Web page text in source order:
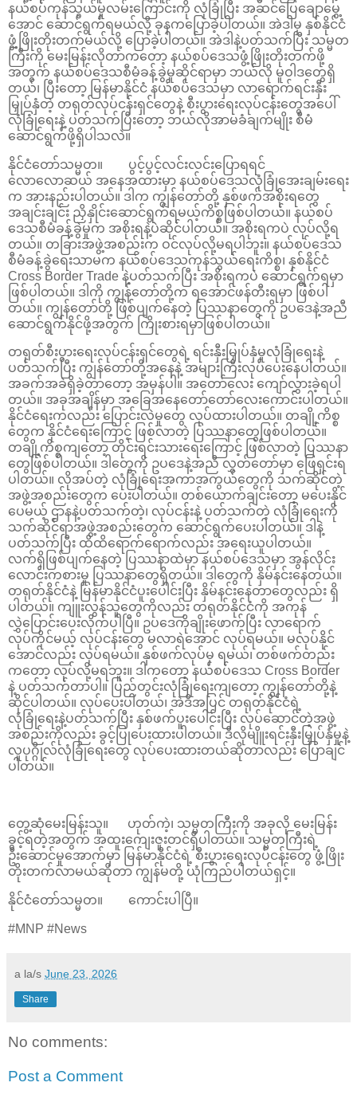
နယ်စပ်ကုန်သွယ်မှုလမ်းကြောင်းကို လုံခြုံပြီး အဆင်ပြေချောမွေ့
အောင် ဆောင်ရွက်ရမယ်လို့ ခုနကပြောခဲ့ပါတယ်။ အဲဒါမှ နှစ်နိုင်ငံ
ဖွံ့ဖြိုးတိုးတက်မယ်လို့ ပြောခဲ့ပါတယ်။ အဲဒါနဲ့ပတ်သက်ပြီး သမ္မတ
ကြီးကို မေးမြန်းလိုတာကတော့ နယ်စပ်ဒေသဖွံ့ဖြိုးတိုးတက်ဖို့
အတွက် နယ်စပ်ဒေသစီမံခန့်ခွဲမှုဆိုင်ရာမှာ ဘယ်လို မူဝါဒတွေရှိ
တယ်၊ ပြီးတော့ မြန်မာနိုင်ငံ နယ်စပ်ဒေသမှာ လာရောက်ရင်းနှီး
မြှုပ်နှံတဲ့ တရုတ်လုပ်ငန်းရှင်တွေနဲ့ စီးပွားရေးလုပ်ငန်းတွေအပေါ်
လုံခြုံရေးနဲ့ ပတ်သက်ပြီးတော့ ဘယ်လိုအာမခံချက်မျိုး စီမံ
ဆောင်ရွက်ဖို့ရှိပါသလဲ။
နိုင်ငံတော်သမ္မတ။ ပွင့်ပွင့်လင်းလင်းပြောရရင်
လောလောဆယ် အနေအထားမှာ နယ်စပ်ဒေသလုံခြုံအေးချမ်းရေး
က အားနည်းပါတယ်။ ဒါက ကျွန်တော်တို့ နှစ်ဖက်အစိုးရတွေ
အချင်းချင်း ညှိနှိုင်းဆောင်ရွက်ရမယ့်ကိစ္စဖြစ်ပါတယ်။ နယ်စပ်
ဒေသစီမံခန့်ခွဲမှုက အစိုးရနဲ့ပဲဆိုင်ပါတယ်။ အစိုးရကပဲ လုပ်လို့ရ
တယ်။ တခြားအဖွဲ့အစည်းက ဝင်လုပ်လို့မရပါဘူး။ နယ်စပ်ဒေသ
စီမံခန့်ခွဲရေးသာမက နယ်စပ်ဒေသကုန်သွယ်ရေးကိစ္စ၊ နှစ်နိုင်ငံ
Cross Border Trade နဲ့ပတ်သက်ပြီး အစိုးရကပဲ ဆောင်ရွက်ရမှာ
ဖြစ်ပါတယ်။ ဒါကို ကျွန်တော်တို့က ရအောင်ဖန်တီးရမှာ ဖြစ်ပါ
တယ်။ ကျွန်တော်တို့ ဖြစ်ပျက်နေတဲ့ ပြဿနာတွေကို ဥပဒေနဲ့အညီ
ဆောင်ရွက်နိုင်ဖို့အတွက် ကြိုးစားရမှာဖြစ်ပါတယ်။
တရုတ်စီးပွားရေးလုပ်ငန်းရှင်တွေရဲ့ ရင်းနှီးမြှုပ်နှံမှုလုံခြုံရေးနဲ့
ပတ်သက်ပြီး ကျွန်တော်တို့အနေနဲ့ အများကြီးလုပ်ပေးနေပါတယ်။
အခက်အခဲရှိခဲ့တာတော့ အမှန်ပါ။ အတော်လေး ကျော်လွှားခဲ့ရပါ
တယ်။ အခုအချိန်မှာ အခြေအနေတော်တော်လေးကောင်းပါတယ်။
နိုင်ငံရေးကလည်း ပြောင်းလဲမှုတွေ လုပ်ထားပါတယ်။ တချို့ကိစ္စ
တွေက နိုင်ငံရေးကြောင့် ဖြစ်လာတဲ့ ပြဿနာတွေဖြစ်ပါတယ်။
တချို့ကိစ္စကျတော့ တိုင်းရင်းသားရေးကြောင့် ဖြစ်လာတဲ့ ပြဿနာ
တွေဖြစ်ပါတယ်။ ဒါတွေကို ဥပဒေနဲ့အညီ လွှတ်တော်မှာ ဖြေရှင်းရ
ပါတယ်။ လိုအပ်တဲ့ လုံခြုံရေးအကာအကွယ်တွေကို သက်ဆိုင်တဲ့
အဖွဲ့အစည်းတွေက ပေးပါတယ်။ တစ်ယောက်ချင်းတော့ မပေးနိုင်
ပေမယ့် ဌာနနဲ့ပတ်သက်တဲ့၊ လုပ်ငန်းနဲ့ ပတ်သက်တဲ့ လုံခြုံရေးကို
သက်ဆိုင်ရာအဖွဲ့အစည်းတွေက ဆောင်ရွက်ပေးပါတယ်။ ဒါနဲ့
ပတ်သက်ပြီး ထိထိရောက်ရောက်လည်း အရေးယူပါတယ်။
လက်ရှိဖြစ်ပျက်နေတဲ့ ပြဿနာထဲမှာ နယ်စပ်ဒေသမှာ အွန်လိုင်း
လောင်းကစားမှု ပြဿနာတွေရှိတယ်။ ဒါတွေကို နှိမ်နင်းနေတယ်။
တရုတ်နိုင်ငံနဲ့ မြန်မာနိုင်ငံပူးပေါင်းပြီး နှိမ်နင်းနေတာတွေလည်း ရှိ
ပါတယ်။ ကျူးလွန်သူတွေကိုလည်း တရုတ်နိုင်ငံကို အကုန်
လွှဲပြောင်းပေးလိုက်ပါပြီ။ ဥပဒေကိုချိုးဖောက်ပြီး လာရောက်
လုပ်ကိုင်မယ့် လုပ်ငန်းတွေ မလာရဲအောင် လုပ်ရမယ်။ မလုပ်နိုင်
အောင်လည်း လုပ်ရမယ်။ နှစ်ဖက်လုပ်မှ ရမယ်၊ တစ်ဖက်တည်း
ကတော့ လုပ်လို့မရဘူး။ ဒါကတော့ နယ်စပ်ဒေသ Cross Border
နဲ့ ပတ်သက်တာပါ။ ပြည်တွင်းလုံခြုံရေးကျတော့ ကျွန်တော်တို့နဲ့
ဆိုင်ပါတယ်။ လုပ်ပေးပါတယ်၊ အဲဒီအပြင် တရုတ်နိုင်ငံရဲ့
လုံခြုံရေးနဲ့ပတ်သက်ပြီး နှစ်ဖက်ပူးပေါင်းပြီး လုပ်ဆောင်တဲ့အဖွဲ့
အစည်းကိုလည်း ခွင့်ပြုပေးထားပါတယ်။ ဒီလိုမျိူးရင်းနှီးမြှုပ်နှံမှုနဲ့
လူပုဂ္ဂိုလ်လုံခြုံရေးတွေ လုပ်ပေးထားတယ်ဆိုတာလည်း ပြောချင်
ပါတယ်။
တွေ့ဆုံမေးမြန်းသူ။ ဟုတ်ကဲ့၊ သမ္မတကြီးကို အခုလို မေးမြန်း
ခွင့်ရတဲ့အတွက် အထူးကျေးဇူးတင်ရှိပါတယ်။ သမ္မတကြီးရဲ့
ဦးဆောင်မှုအောက်မှာ မြန်မာနိုင်ငံရဲ့ စီးပွားရေးလုပ်ငန်းတွေ ဖွံ့ဖြိုး
တိုးတက်လာမယ်ဆိုတာ ကျွန်မတို့ ယုံကြည်ပါတယ်ရှင့်။
နိုင်ငံတော်သမ္မတ။ ကောင်းပါပြီ။
#MNP #News
a la/s June 23, 2026
Share
No comments:
Post a Comment